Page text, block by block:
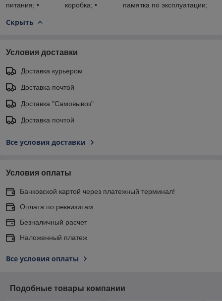
питания; • коробка; • памятка по эксплуатации;
Скрыть
Условия доставки
Доставка курьером
Доставка почтой
Доставка "Самовывоз"
Доставка почтой
Все условия доставки
Условия оплаты
Банковской картой через платежный терминал!
Оплата по реквизитам
Безналичный расчет
Наложенный платеж
Все условия оплаты
Подобные товары компании